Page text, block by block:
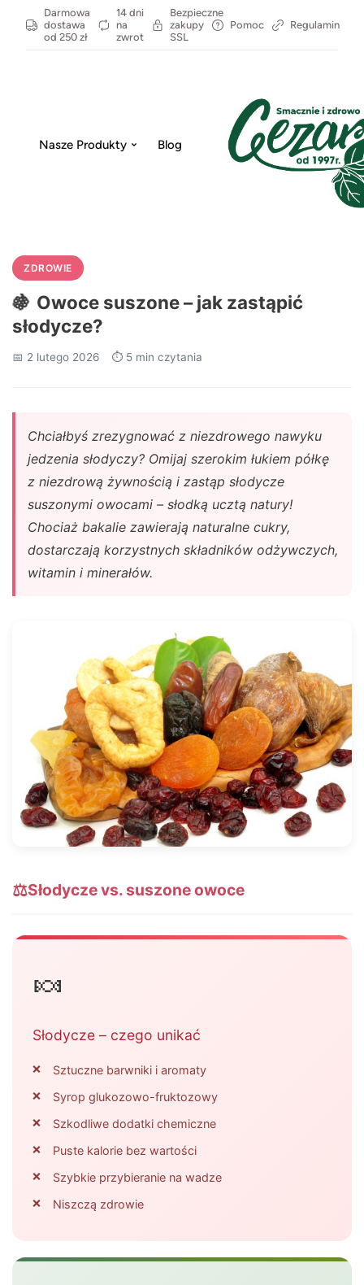
Darmowa
dostawa
od 250 zł
14 dni
na
zwrot
Bezpieczne
zakupy
SSL
Pomoc Regulamin
Nasze Produkty Blog
ZDROWIE
🍇 Owoce suszone – jak zastąpić
słodycze?
📅 2 lutego 2026 ⏱️ 5 min czytania
Chciałbyś zrezygnować z niezdrowego nawyku
jedzenia słodyczy? Omijaj szerokim łukiem półkę
z niezdrową żywnością i zastąp słodycze
suszonymi owocami – słodką ucztą natury!
Chociaż bakalie zawierają naturalne cukry,
dostarczają korzystnych składników odżywczych,
witamin i minerałów.
⚖️Słodycze vs. suszone owoce
🍬
Słodycze – czego unikać
Sztuczne barwniki i aromaty
Syrop glukozowo-fruktozowy
Szkodliwe dodatki chemiczne
Puste kalorie bez wartości
Szybkie przybieranie na wadze
Niszczą zdrowie